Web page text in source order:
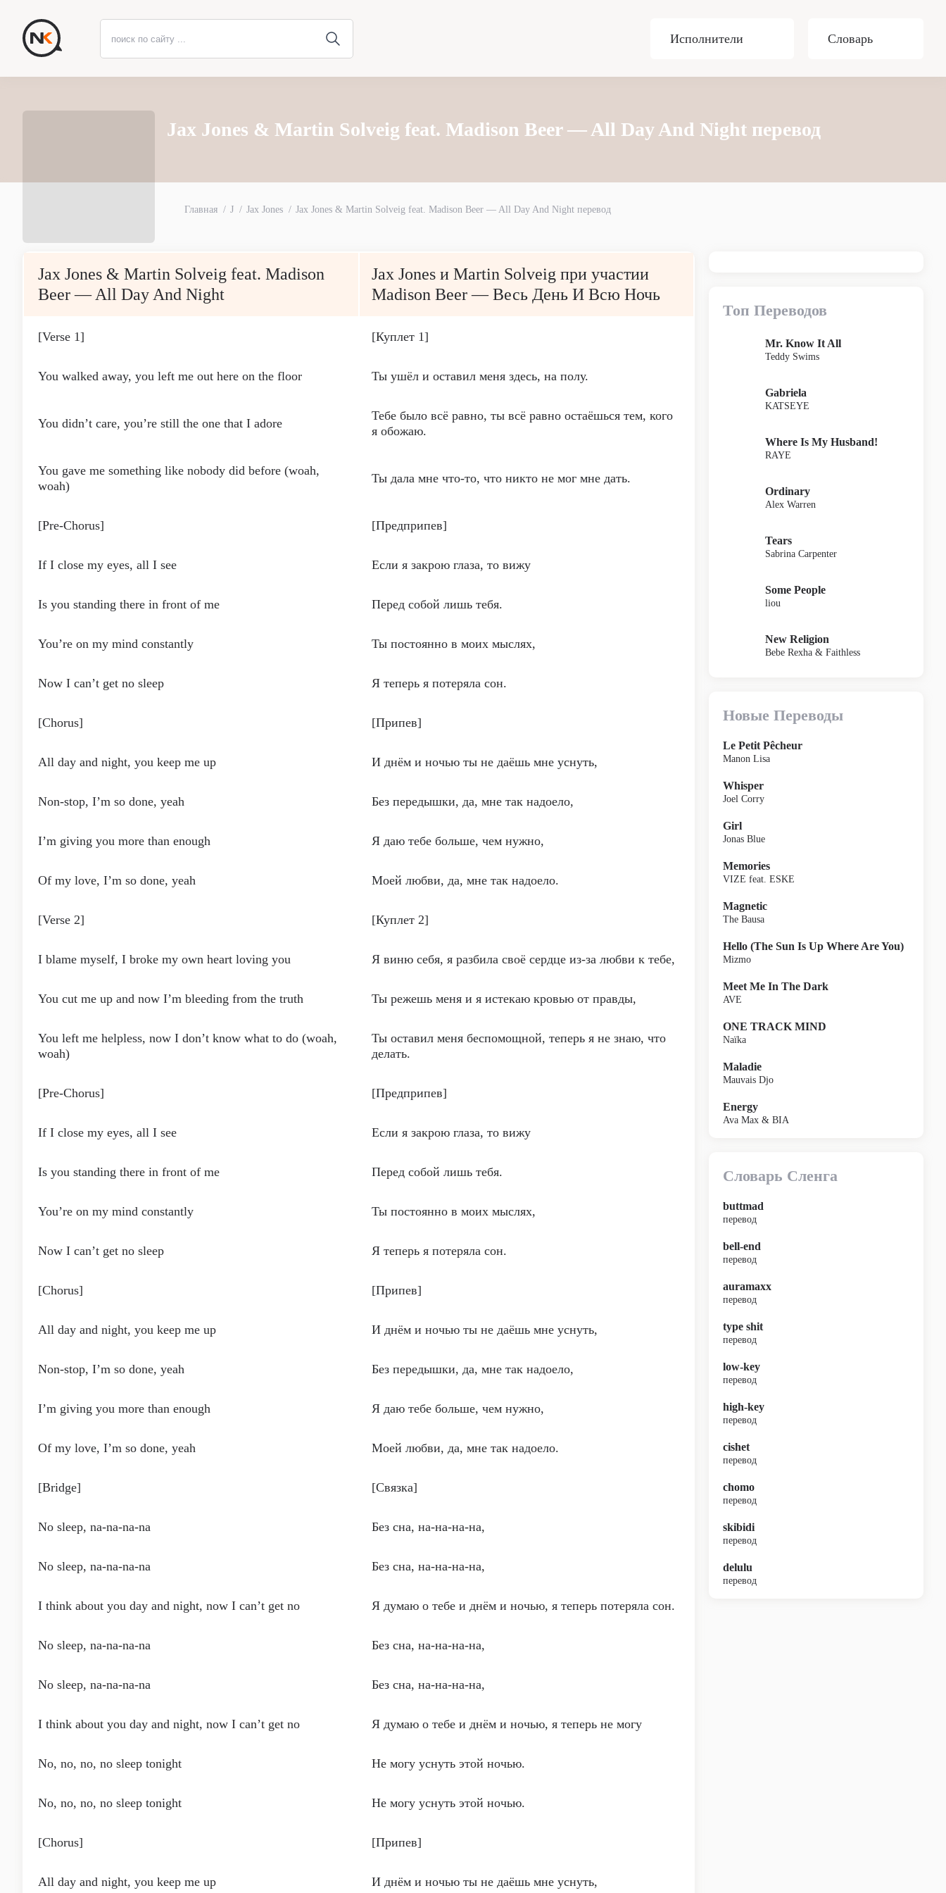
Исполнители Словарь
Jax Jones & Martin Solveig feat. Madison Beer — All Day And Night перевод
Главная J Jax Jones Jax Jones & Martin Solveig feat. Madison Beer — All Day And Night перевод
Jax Jones & Martin Solveig feat. Madison
Beer — All Day And Night
Jax Jones и Martin Solveig при участии
Madison Beer — Весь День И Всю Ночь
[Verse 1] [Куплет 1]
You walked away, you left me out here on the floor Ты ушёл и оставил меня здесь, на полу.
You didn’t care, you’re still the one that I adore
Тебе было всё равно, ты всё равно остаёшься тем, кого
я обожаю.
You gave me something like nobody did before (woah,
woah)
Ты дала мне что-то, что никто не мог мне дать.
[Pre-Chorus] [Предприпев]
If I close my eyes, all I see Если я закрою глаза, то вижу
Is you standing there in front of me Перед собой лишь тебя.
You’re on my mind constantly Ты постоянно в моих мыслях,
Now I can’t get no sleep Я теперь я потеряла сон.
[Chorus] [Припев]
All day and night, you keep me up И днём и ночью ты не даёшь мне уснуть,
Non-stop, I’m so done, yeah Без передышки, да, мне так надоело,
I’m giving you more than enough Я даю тебе больше, чем нужно,
Of my love, I’m so done, yeah Моей любви, да, мне так надоело.
[Verse 2] [Куплет 2]
I blame myself, I broke my own heart loving you Я виню себя, я разбила своё сердце из-за любви к тебе,
You cut me up and now I’m bleeding from the truth Ты режешь меня и я истекаю кровью от правды,
You left me helpless, now I don’t know what to do (woah,
woah)
Ты оставил меня беспомощной, теперь я не знаю, что
делать.
[Pre-Chorus] [Предприпев]
If I close my eyes, all I see Если я закрою глаза, то вижу
Is you standing there in front of me Перед собой лишь тебя.
You’re on my mind constantly Ты постоянно в моих мыслях,
Now I can’t get no sleep Я теперь я потеряла сон.
[Chorus] [Припев]
All day and night, you keep me up И днём и ночью ты не даёшь мне уснуть,
Non-stop, I’m so done, yeah Без передышки, да, мне так надоело,
I’m giving you more than enough Я даю тебе больше, чем нужно,
Of my love, I’m so done, yeah Моей любви, да, мне так надоело.
[Bridge] [Связка]
No sleep, na-na-na-na Без сна, на-на-на-на,
No sleep, na-na-na-na Без сна, на-на-на-на,
I think about you day and night, now I can’t get no Я думаю о тебе и днём и ночью, я теперь потеряла сон.
No sleep, na-na-na-na Без сна, на-на-на-на,
No sleep, na-na-na-na Без сна, на-на-на-на,
I think about you day and night, now I can’t get no Я думаю о тебе и днём и ночью, я теперь не могу
No, no, no, no sleep tonight Не могу уснуть этой ночью.
No, no, no, no sleep tonight Не могу уснуть этой ночью.
[Chorus] [Припев]
All day and night, you keep me up И днём и ночью ты не даёшь мне уснуть,
Топ Переводов
Mr. Know It All
Teddy Swims
Gabriela
KATSEYE
Where Is My Husband!
RAYE
Ordinary
Alex Warren
Tears
Sabrina Carpenter
Some People
liou
New Religion
Bebe Rexha & Faithless
Новые Переводы
Le Petit Pêcheur
Manon Lisa
Whisper
Joel Corry
Girl
Jonas Blue
Memories
VIZE feat. ESKE
Magnetic
The Bausa
Hello (The Sun Is Up Where Are You)
Mizmo
Meet Me In The Dark
AVE
ONE TRACK MIND
Naïka
Maladie
Mauvais Djo
Energy
Ava Max & BIA
Словарь Сленга
buttmad
перевод
bell-end
перевод
auramaxx
перевод
type shit
перевод
low-key
перевод
high-key
перевод
cishet
перевод
chomo
перевод
skibidi
перевод
delulu
перевод